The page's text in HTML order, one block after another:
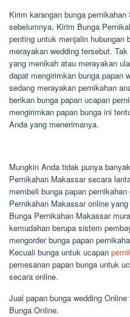
Kirim karangan bunga
sebelumnya, Kirim Bunga
penting untuk menjalin hubungan
merayakan wedding tersebut.
yang menikah atau merayakan
dapat mengirimkan bunga papan
sedang merayakan pernikahan
berikan bunga papan ucapan
mengirimkan papan bunga ini
Anda yang menerimanya.
Mungkin Anda tidak punya
Pernikahan Makassar secara
membeli bunga papan
Pernikahan Makassar online
Bunga Pernikahan Makassar
kemudahan berupa sistem
mengorder bunga papan
Kecuali bunga untuk ucapan
pemesanan papan bunga untuk
secara online.
Jual papan bunga wedding
Bunga Online.